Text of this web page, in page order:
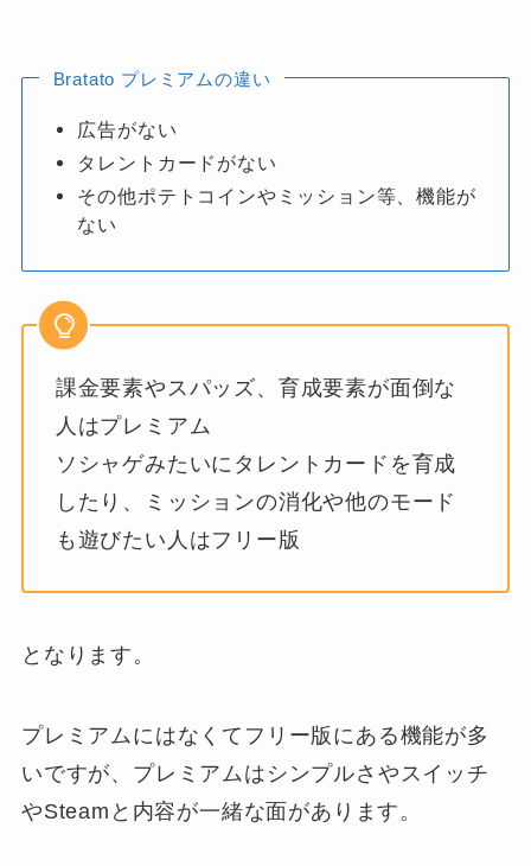
Bratato プレミアムの違い
広告がない
タレントカードがない
その他ポテトコインやミッション等、機能が
ない
課金要素やスパッズ、育成要素が面倒な
人はプレミアム
ソシャゲみたいにタレントカードを育成
したり、ミッションの消化や他のモード
も遊びたい人はフリー版
となります。
プレミアムにはなくてフリー版にある機能が多
いですが、プレミアムはシンプルさやスイッチ
やSteamと内容が一緒な面があります。